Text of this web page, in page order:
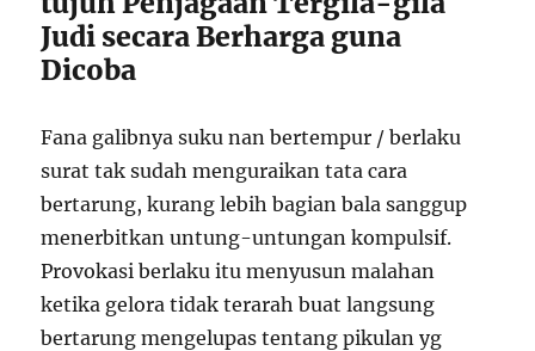
Judi secara Berharga guna
Dicoba
Fana galibnya suku nan bertempur / berlaku
surat tak sudah menguraikan tata cara
bertarung, kurang lebih bagian bala sanggup
menerbitkan untung-untungan kompulsif.
Provokasi berlaku itu menyusun malahan
ketika gelora tidak terarah buat langsung
bertarung mengelupas tentang pikulan yg